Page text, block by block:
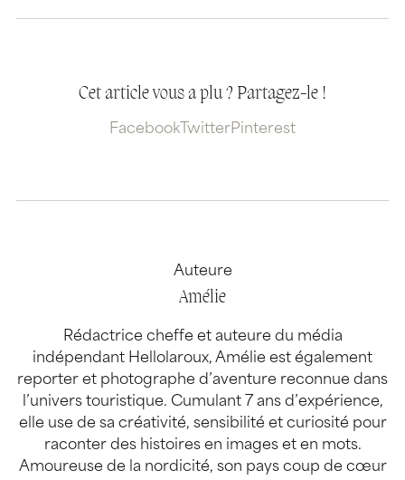
Cet article vous a plu ? Partagez-le !
Facebook TwitterPinterest
Auteure
Amélie
Rédactrice cheffe et auteure du média
indépendant Hellolaroux, Amélie est également
reporter et photographe d’aventure reconnue dans
l’univers touristique. Cumulant 7 ans d’expérience,
elle use de sa créativité, sensibilité et curiosité pour
raconter des histoires en images et en mots.
Amoureuse de la nordicité, son pays coup de cœur